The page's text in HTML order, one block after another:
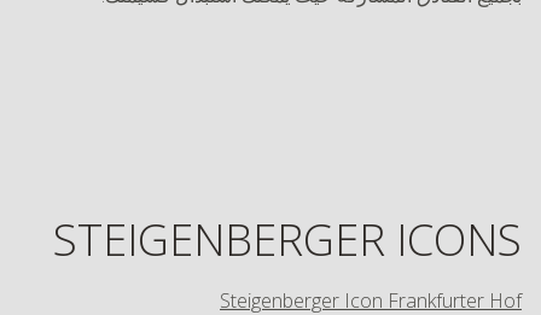
STEIGENBERGER ICONS
Steigenberger Icon Frankfurter Hof